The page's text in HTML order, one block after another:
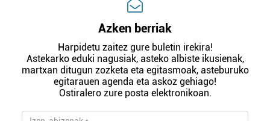
Azken berriak
Harpidetu zaitez gure buletin irekira!
Astekarko eduki nagusiak, asteko albiste ikusienak,
martxan ditugun zozketa eta egitasmoak, asteburuko
egitarauen agenda eta askoz gehiago!
Ostiralero zure posta elektronikoan.